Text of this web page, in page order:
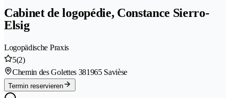
Cabinet de logopédie, Constance Sierro-
Elsig
Logopädische Praxis
5(2)
Chemin des Golettes 381965 Savièse
Termin reservieren